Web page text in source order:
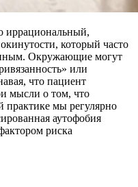
иррациональный,
который часто
Окружающие могут
или
что пациент
мысли о том, что
практике мы регулярно
аутофобия
риска